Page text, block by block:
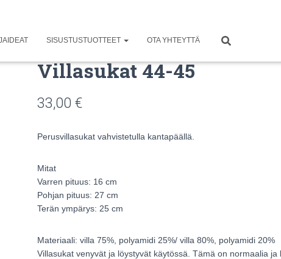
SISUSTUSTUOTTEET OTA YHTEYTTÄ
Villasukat 44-45
33,00 €
Perusvillasukat vahvistetulla kantapäällä.
Mitat
Varren pituus: 16 cm
Pohjan pituus: 27 cm
Terän ympärys: 25 cm
Materiaali: villa 75%, polyamidi 25%/ villa 80%, polyamidi 20%
Villasukat venyvät ja löystyvät käytössä. Tämä on normaalia ja